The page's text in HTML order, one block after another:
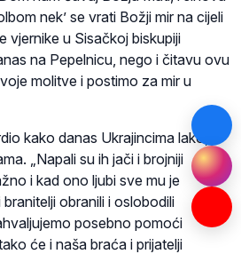
nek’ se vrati Božji mir na cijeli
vjernike u Sisačkoj biskupiji
na Pepelnicu, nego i čitavu ovu
molitve i postimo za mir u
kako danas Ukrajincima lako,
„Napali su ih jači i brojniji
i kad ono ljubi sve mu je
obranili i oslobodili
posebno pomoći
će i naša braća i prijatelji